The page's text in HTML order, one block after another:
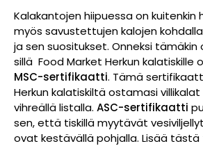
Kalakantojen hiipuessa on kuitenkin
myös savustettujen kalojen kohdalla
ja sen suositukset. Onneksi tämäkin
sillä Food Market Herkun kalatiskille
MSC-sertifikaatti. Tämä
Herkun kalatiskiltä ostamasi villikalat
vihreällä listalla. ASC-sertifikaatti
sen, että tiskillä myytävät
ovat kestävällä pohjalla. Lisää